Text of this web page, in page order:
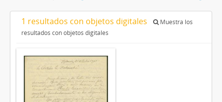
1 resultados con objetos digitales
Muestra los
resultados con objetos digitales